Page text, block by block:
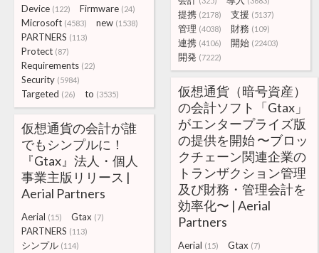
提携 (2178) 支援 (5137)
管理 (4038) 財務 (109)
連携 (4106) 開始 (22403)
開発 (7222)
Device (122) Firmware (24)
Microsoft (4583) new (1538)
PARTNERS (113)
Protect (87)
Requirements (22)
Security (5984)
Targeted (26) to (3535)
仮想通貨（暗号資産）
の会計ソフト「Gtax」
がエンタープライズ版
の提供を開始 〜ブロッ
クチェーン関連企業の
トランザクション管理
及び財務・管理会計を
効率化〜 | Aerial
Partners
Aerial (15) Gtax (7)
仮想通貨の会計が誰
でもシンプルに！
『Gtax』法⼈・個⼈
事業主版リリース |
Aerial Partners
Aerial (15) Gtax (7)
PARTNERS (113)
シンプル (114)